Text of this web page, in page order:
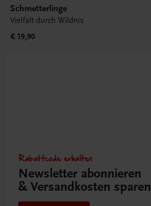
Schmetterlinge
Vielfalt durch Wildnis
€ 19,90
Rabattcode erhalten
Newsletter abonnieren
& Versandkosten sparen